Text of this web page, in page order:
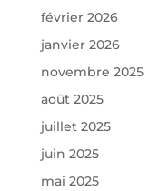
février 2026
janvier 2026
novembre 2025
août 2025
juillet 2025
juin 2025
mai 2025